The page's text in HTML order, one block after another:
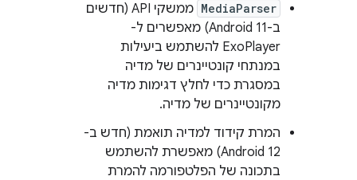
MediaParser
ממשקי API (חדשים
ב-Android 11) מאפשרים ל-
ExoPlayer להשתמש ביעילות
במנתחי קונטיינרים של מדיה
במסגרת כדי לחלץ דגימות מדיה
מקונטיינרים של מדיה.
המרת קידוד למדיה תואמת (חדש ב-
Android 12) מאפשרת להשתמש
בתכונה של הפלטפורמה להמרת